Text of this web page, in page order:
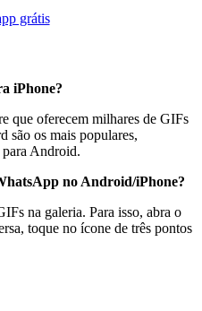
grátis
iPhone?
que oferecem milhares de GIFs
são os mais populares,
Android.
no Android/iPhone?
na galeria. Para isso, abra o
toque no ícone de três pontos